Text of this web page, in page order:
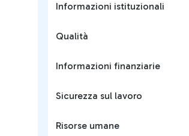
Informazioni istituzionali
Qualità
Informazioni finanziarie
Sicurezza sul lavoro
Risorse umane